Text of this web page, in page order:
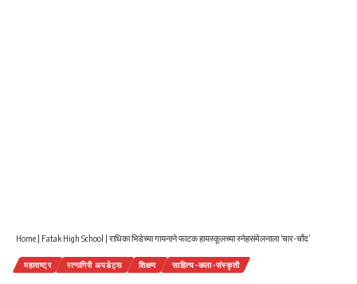
Home | Fatak High School | राधिका भिडेच्या गायनाने फाटक हायस्कूलच्या स्नेहसंमेलनाला ‘चार-चाँद’
महाराष्ट्र रत्नागिरी अपडेट्स शिक्षण साहित्य-कला-संस्कृती